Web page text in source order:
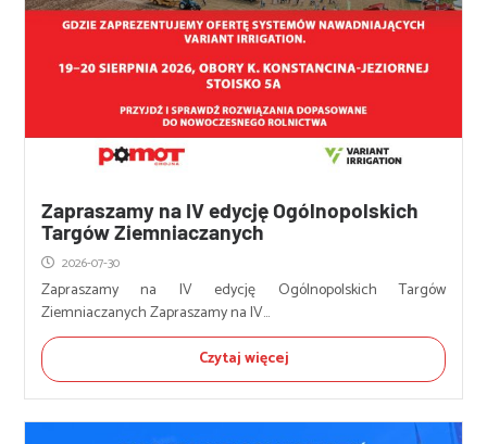
Zapraszamy na IV edycję Ogólnopolskich
Targów Ziemniaczanych
2026-07-30
Zapraszamy na IV edycję Ogólnopolskich Targów
Ziemniaczanych Zapraszamy na IV...
Czytaj więcej